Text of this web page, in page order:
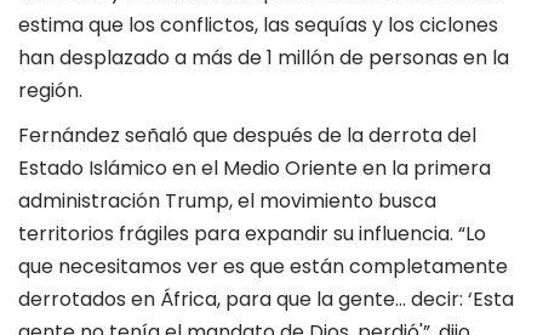
estima que los conflictos, las sequías y los ciclones
han desplazado a más de 1 millón de personas en la
región.
Fernández señaló que después de la derrota del
Estado Islámico en el Medio Oriente en la primera
administración Trump, el movimiento busca
territorios frágiles para expandir su influencia. “Lo
que necesitamos ver es que están completamente
derrotados en África, para que la gente… decir: ‘Esta